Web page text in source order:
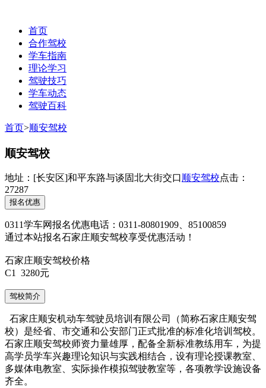
首页
合作驾校
学车指南
理论学习
驾驶技巧
学车动态
驾驶百科
首页>顺安驾校
顺安驾校
地址： [长安区]和平东路与谈固北大街交口顺安驾校点击：
27287
报名优惠
0311学车网报名优惠电话：0311-80801909、85100859
通过本站报名石家庄顺安驾校享受优惠活动！
石家庄顺安驾校价格
C1 3280元
驾校简介
石家庄顺安机动车驾驶员培训有限公司（简称石家庄顺安驾
校）是经省、市交通和公安部门正式批准的标准化培训驾校。
石家庄顺安驾校师资力量雄厚，配备全新标准教练用车，为提
高学员学车兴趣理论知识与实践相结合，设有理论授课教室、
多媒体电教室、实际操作模拟驾驶教室等，各项教学设施设备
齐全。